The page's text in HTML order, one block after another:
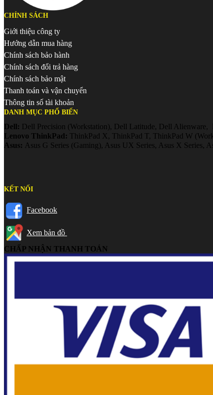
CHÍNH SÁCH
Giới thiệu công ty
Hướng dẫn mua hàng
Chính sách bảo hành
Chính sách đổi trả hàng
Chính sách bảo mật
Thanh toán và vận chuyển
Thông tin số tài khoản
DANH MỤC PHỔ BIẾN
Dell: Dell Precision (Workstation), Dell Latitude, Dell Alienware,
Lenovo ThinkPad: ThinkPad X, ThinkPad T, ThinkPad W
Asus: Asus G Series (Gaming), Asus UX Series, Asus X Series,
KẾT NỐI
Facebook
Xem bản đồ
CHẤP NHẬN THANH TOÁN